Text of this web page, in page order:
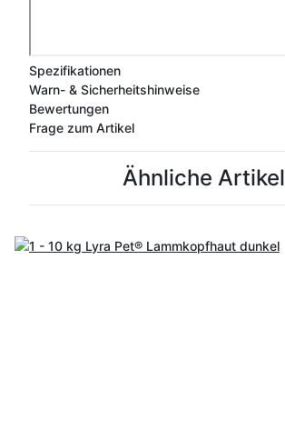
Spezifikationen
Warn- & Sicherheitshinweise
Bewertungen
Frage zum Artikel
Ähnliche Artikel